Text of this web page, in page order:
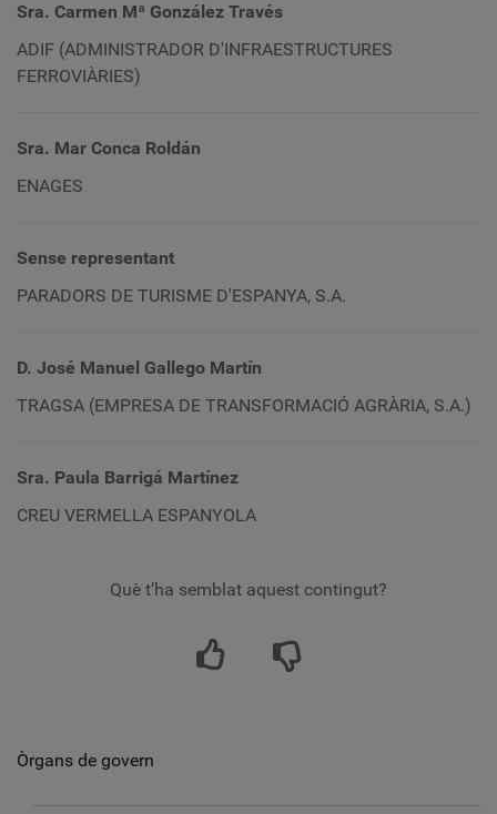
Sra. Carmen Mª González Través
ADIF (ADMINISTRADOR D'INFRAESTRUCTURES
FERROVIÀRIES)
Sra. Mar Conca Roldán
ENAGES
Sense representant
PARADORS DE TURISME D'ESPANYA, S.A.
D. José Manuel Gallego Martín
TRAGSA (EMPRESA DE TRANSFORMACIÓ AGRÀRIA, S.A.)
Sra. Paula Barrigá Martínez
CREU VERMELLA ESPANYOLA
Què t’ha semblat aquest contingut?
Òrgans de govern